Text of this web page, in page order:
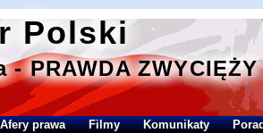
Polski
- PRAWDA ZWYCIĘŻY
Afery prawa Filmy Komunikaty